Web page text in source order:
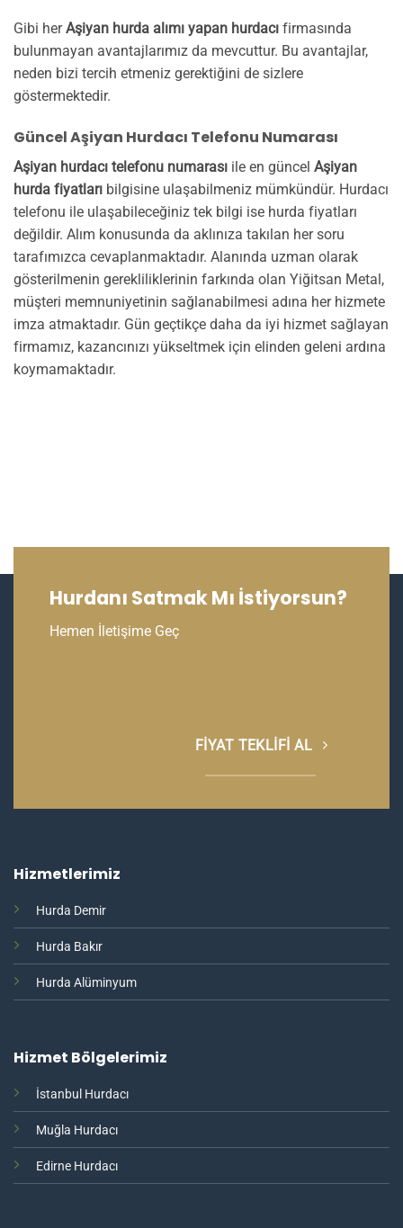
Gibi herAşiyan hurda alımı yapan hurdacı firmasında
bulunmayan avantajlarımız da mevcuttur. Bu avantajlar,
neden bizi tercih etmeniz gerektiğini de sizlere
göstermektedir.
Güncel Aşiyan Hurdacı Telefonu Numarası
Aşiyan hurdacı telefonu numarası ile en güncel Aşiyan
hurda fiyatları bilgisine ulaşabilmeniz mümkündür. Hurdacı
telefonu ile ulaşabileceğiniz tek bilgi ise hurda fiyatları
değildir. Alım konusunda da aklınıza takılan her soru
tarafımızca cevaplanmaktadır. Alanında uzman olarak
gösterilmenin gerekliliklerinin farkında olan Yiğitsan Metal,
müşteri memnuniyetinin sağlanabilmesi adına her hizmete
imza atmaktadır. Gün geçtikçe daha da iyi hizmet sağlayan
firmamız, kazancınızı yükseltmek için elinden geleni ardına
koymamaktadır.
Hurdanı Satmak Mı İstiyorsun?
Hemen İletişime Geç
FIYAT TEKLIFI AL
Hizmetlerimiz
Hurda Demir
Hurda Bakır
Hurda Alüminyum
Hizmet Bölgelerimiz
İstanbul Hurdacı
Muğla Hurdacı
Edirne Hurdacı